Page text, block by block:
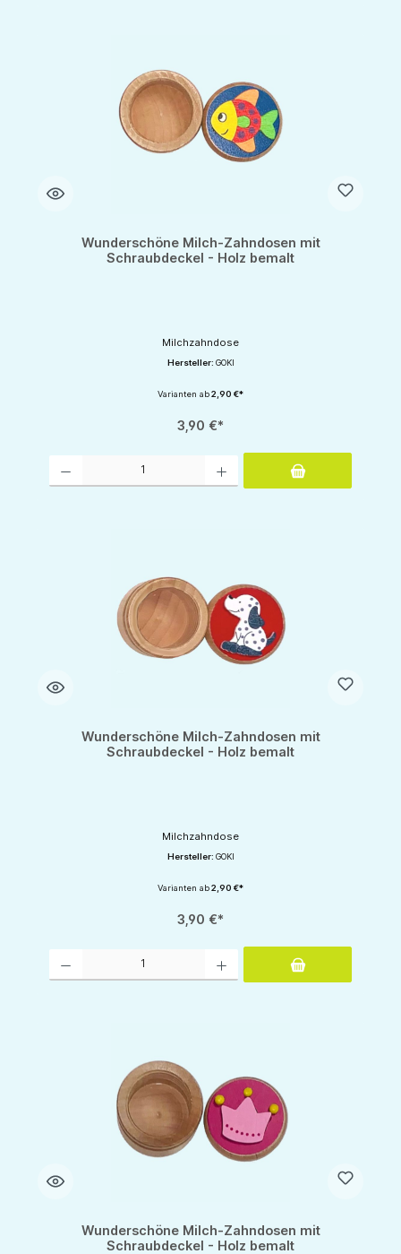
Wunderschöne Milch-Zahndosen mit
Schraubdeckel - Holz bemalt
Milchzahndose
Hersteller: GOKI
Varianten ab2,90 €*
3,90 €*
Wunderschöne Milch-Zahndosen mit
Schraubdeckel - Holz bemalt
Milchzahndose
Hersteller: GOKI
Varianten ab2,90 €*
3,90 €*
Wunderschöne Milch-Zahndosen mit
Schraubdeckel - Holz bemalt